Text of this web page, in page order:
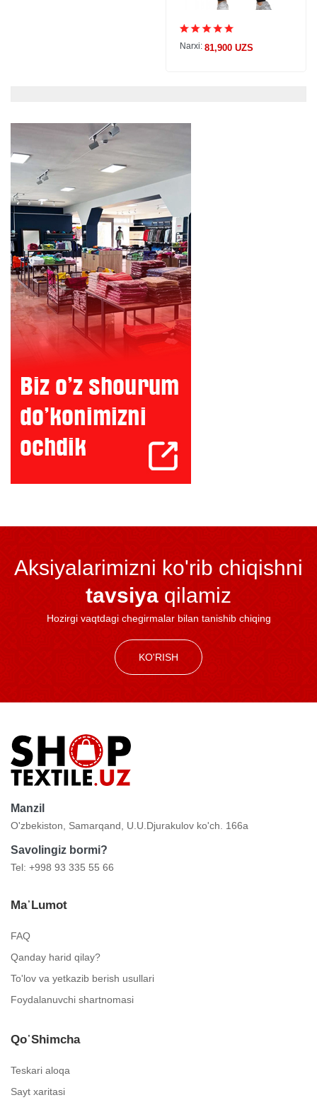
Narxi: 81,900 UZS
Aksiyalarimizni ko'rib chiqishni
tavsiya qilamiz
Hozirgi vaqtdagi chegirmalar bilan tanishib chiqing
KO'RISH
Manzil
O'zbekiston, Samarqand, U.U.Djurakulov ko'ch. 166a
Savolingiz bormi?
Tel: +998 93 335 55 66
Ma᾿lumot
FAQ
Qanday harid qilay?
To'lov va yetkazib berish usullari
Foydalanuvchi shartnomasi
Qo᾿shimcha
Teskari aloqa
Sayt xaritasi